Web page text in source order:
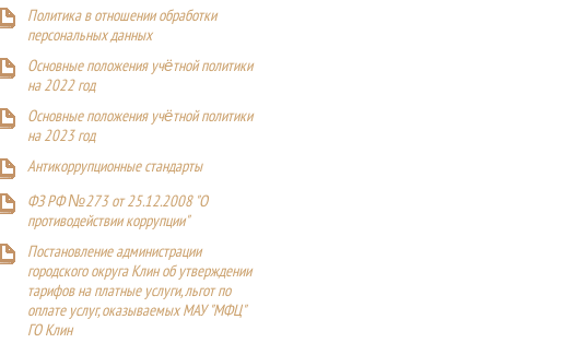
Политика в отношении обработки
персональных данных
Основные положения учётной политики
на 2022 год
Основные положения учётной политики
на 2023 год
Антикоррупционные стандарты
ФЗ РФ №273 от 25.12.2008 "О
противодействии коррупции"
Постановление администрации
городского округа Клин об утверждении
тарифов на платные услуги, льгот по
оплате услуг, оказываемых МАУ "МФЦ"
ГО Клин